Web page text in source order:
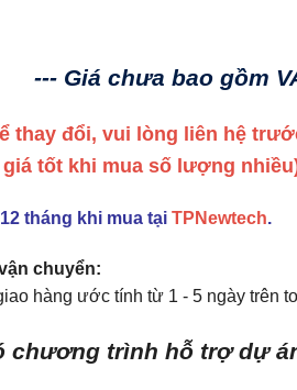
--- Giá chưa bao gồm
thay đổi, vui lòng liên hệ
tốt khi mua số lượng
tháng khi mua tại TPNewtech.
chuyển:
hàng ước tính từ 1 - 5 ngày trên
chương trình hỗ trợ dự